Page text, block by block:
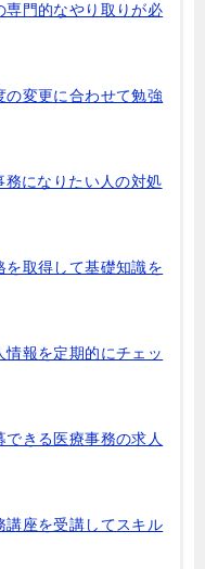
専門的なやり取りが必
の変更に合わせて勉強
になりたい人の対処
を取得して基礎知識を
情報を定期的にチェッ
できる医療事務の求人
講座を受講してスキル